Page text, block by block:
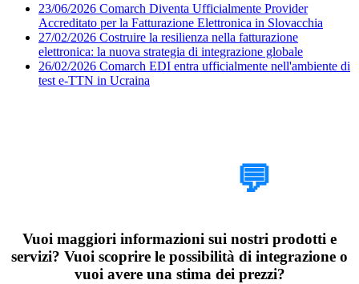
23/06/2026 Comarch Diventa Ufficialmente Provider
Accreditato per la Fatturazione Elettronica in Slovacchia
27/02/2026 Costruire la resilienza nella fatturazione
elettronica: la nuova strategia di integrazione globale
26/02/2026 Comarch EDI entra ufficialmente nell'ambiente di
test e-TTN in Ucraina
💬
Vuoi maggiori informazioni sui nostri prodotti e
servizi? Vuoi scoprire le possibilità di integrazione o
vuoi avere una stima dei prezzi?